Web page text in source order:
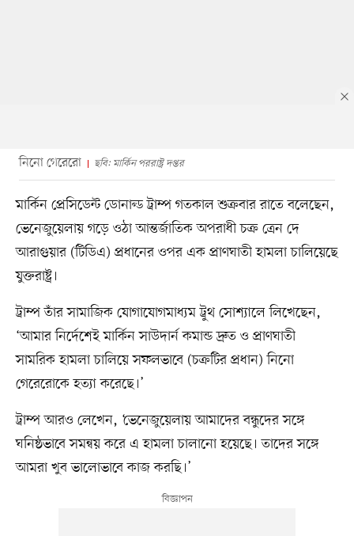
নিনো গেরেরো ছবি: মার্কিন পররাষ্ট্র দপ্তর
মার্কিন প্রেসিডেন্ট ডোনাল্ড ট্রাম্প গতকাল শুক্রবার রাতে বলেছেন,
ভেনেজুয়েলায় গড়ে ওঠা আন্তর্জাতিক অপরাধী চক্র ত্রেন দে
আরাগুয়ার (টিডিএ) প্রধানের ওপর এক প্রাণঘাতী হামলা চালিয়েছে
যুক্তরাষ্ট্র।
ট্রাম্প তাঁর সামাজিক যোগাযোগমাধ্যম ট্রুথ সোশ্যালে লিখেছেন,
‘আমার নির্দেশেই মার্কিন সাউদার্ন কমান্ড দ্রুত ও প্রাণঘাতী
সামরিক হামলা চালিয়ে সফলভাবে (চক্রটির প্রধান) নিনো
গেরেরোকে হত্যা করেছে।’
ট্রাম্প আরও লেখেন, ‘ভেনেজুয়েলায় আমাদের বন্ধুদের সঙ্গে
ঘনিষ্ঠভাবে সমন্বয় করে এ হামলা চালানো হয়েছে। তাদের সঙ্গে
আমরা খুব ভালোভাবে কাজ করছি।’